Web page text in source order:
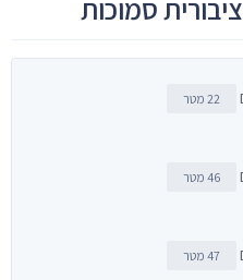
סמוכות
22 מטר
46 מטר
47 מטר